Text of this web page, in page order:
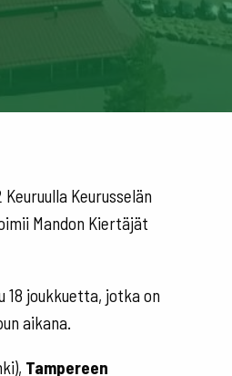
Keurusselän
Mandon Kiertäjät
18 joukkuetta, jotka on
aikana.
Tampereen